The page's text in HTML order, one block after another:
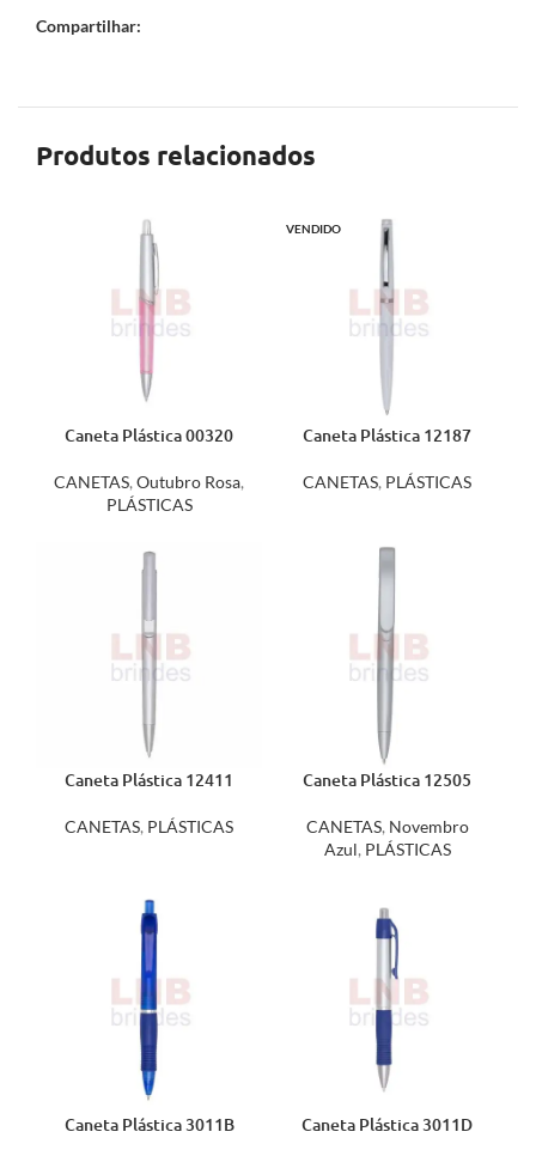
Compartilhar:
Produtos relacionados
Caneta Plástica 00320
CANETAS, Outubro Rosa,
PLÁSTICAS
VENDIDO
Caneta Plástica 12187
CANETAS, PLÁSTICAS
Caneta Plástica 12411
CANETAS, PLÁSTICAS
Caneta Plástica 12505
CANETAS, Novembro
Azul, PLÁSTICAS
Caneta Plástica 3011B Caneta Plástica 3011D